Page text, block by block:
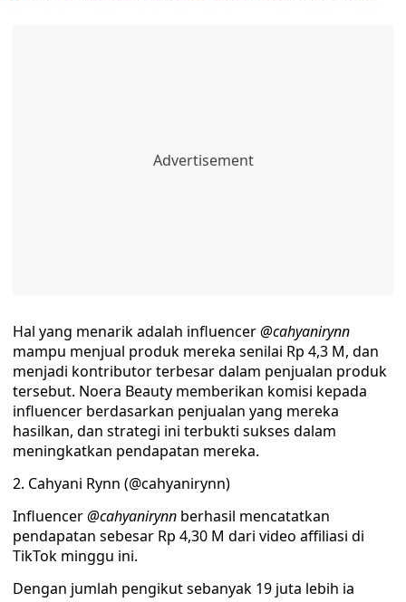
Hal yang menarik adalah influencer@cahyanirynn
mampu menjual produk mereka senilai Rp 4,3 M, dan
menjadi kontributor terbesar dalam penjualan produk
tersebut. Noera Beauty memberikan komisi kepada
influencer berdasarkan penjualan yang mereka
hasilkan, dan strategi ini terbukti sukses dalam
meningkatkan pendapatan mereka.
2. Cahyani Rynn (@cahyanirynn)
Influencer@cahyanirynn berhasil mencatatkan
pendapatan sebesar Rp 4,30 M dari video affiliasi di
TikTok minggu ini.
Dengan jumlah pengikut sebanyak 19 juta lebih ia